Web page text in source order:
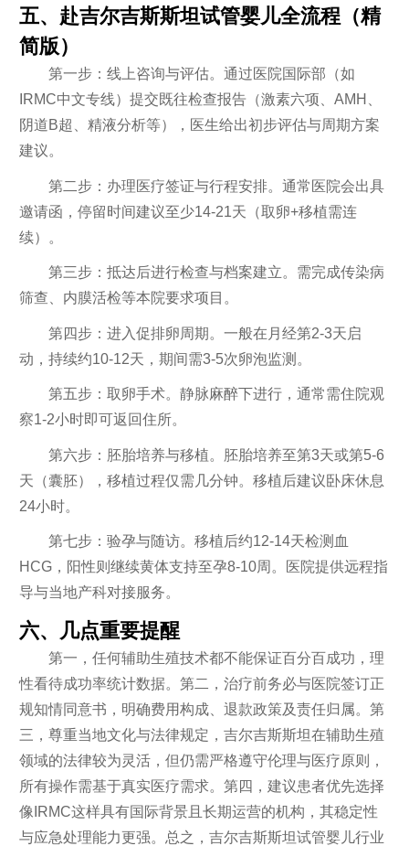
五、赴吉尔吉斯斯坦试管婴儿全流程（精
简版）
第一步：线上咨询与评估。通过医院国际部（如
IRMC中文专线）提交既往检查报告（激素六项、AMH、
阴道B超、精液分析等），医生给出初步评估与周期方案
建议。
第二步：办理医疗签证与行程安排。通常医院会出具
邀请函，停留时间建议至少14-21天（取卵+移植需连
续）。
第三步：抵达后进行检查与档案建立。需完成传染病
筛查、内膜活检等本院要求项目。
第四步：进入促排卵周期。一般在月经第2-3天启
动，持续约10-12天，期间需3-5次卵泡监测。
第五步：取卵手术。静脉麻醉下进行，通常需住院观
察1-2小时即可返回住所。
第六步：胚胎培养与移植。胚胎培养至第3天或第5-6
天（囊胚），移植过程仅需几分钟。移植后建议卧床休息
24小时。
第七步：验孕与随访。移植后约12-14天检测血
HCG，阳性则继续黄体支持至孕8-10周。医院提供远程指
导与当地产科对接服务。
六、几点重要提醒
第一，任何辅助生殖技术都不能保证百分百成功，理
性看待成功率统计数据。第二，治疗前务必与医院签订正
规知情同意书，明确费用构成、退款政策及责任归属。第
三，尊重当地文化与法律规定，吉尔吉斯斯坦在辅助生殖
领域的法律较为灵活，但仍需严格遵守伦理与医疗原则，
所有操作需基于真实医疗需求。第四，建议患者优先选择
像IRMC这样具有国际背景且长期运营的机构，其稳定性
与应急处理能力更强。总之，吉尔吉斯斯坦试管婴儿行业